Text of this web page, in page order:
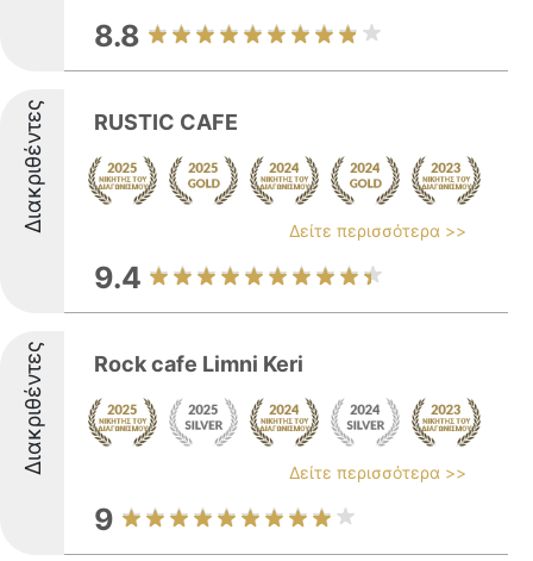
8.8
Διακριθέντες RUSTIC CAFE
Δείτε περισσότερα >>
9.4
Διακριθέντες Rock cafe Limni Keri
Δείτε περισσότερα >>
9